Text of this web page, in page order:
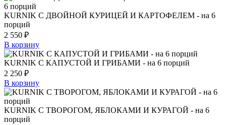
KURNIK С ДВОЙНОЙ КУРИЦЕЙ И КАРТОФЕЛЕМ - на 6
порций
2 550 ₽
В корзину
KURNIK С КАПУСТОЙ И ГРИБАМИ - на 6 порций
2 250 ₽
В корзину
KURNIK С ТВОРОГОМ, ЯБЛОКАМИ И КУРАГОЙ - на 6
порций